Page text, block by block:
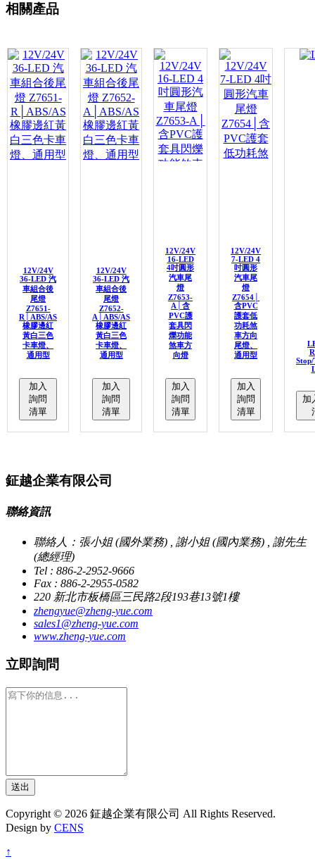
相關產品
12V/24V
36-LED 汽
車組合後
尾燈
Z7651-
R│ABS/AS
橡膠邊紅
黃白三色
卡車燈、
通用型
加入
詢問
清單
12V/24V
36-LED 汽
車組合後
尾燈
Z7652-
A│ABS/AS
橡膠邊紅
黃白三色
卡車燈、
通用型
加入
詢問
清單
12V/24V
16-LED
4吋圓形
汽車尾
燈
Z7653-
A│含
PVC護
套具閃
爍功能
煞車方
向燈
加入
詢問
清單
12V/24V
7-LED 4
吋圓形
汽車尾
燈
Z7654│
含PVC
護套低
功耗煞
車方向
尾燈、
通用型
加入
詢問
清單
加
鉦越企業有限公司
聯絡資訊
聯絡人：張小姐 (國外業務) , 謝小姐 (國內業務) , 謝先生
(總經理)
Tel : 886-2-2952-9666
Fax : 886-2-2955-0582
220 新北市板橋區三民路2段193巷13號1樓
zhengyue@zheng-yue.com
sales1@zheng-yue.com
www.zheng-yue.com
立即詢問
送出
Copyright © 2026 鉦越企業有限公司 All Rights Reserved.
Design by CENS
↑